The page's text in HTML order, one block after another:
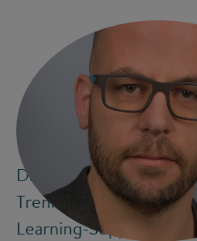
Das liegt unter
Trennung zwischen
Learning-Support-